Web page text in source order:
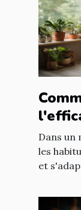
Dans un
les
et